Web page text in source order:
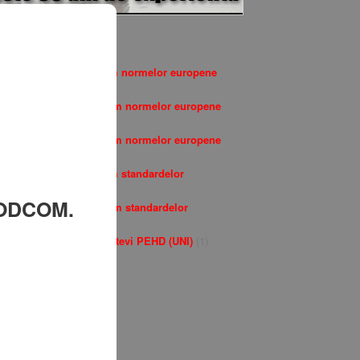
Flanse plate conform normelor europene
Flanse libere conform normelor europene
Flanse oarbe conform normelor europene
Flanse plate conform standardelor
Flanse oarbe conform standardelor
Flanse libere pentru tevi PEHD (UNI)